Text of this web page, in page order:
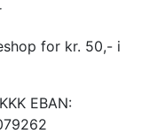
for kr. 50,- i
EBAN: